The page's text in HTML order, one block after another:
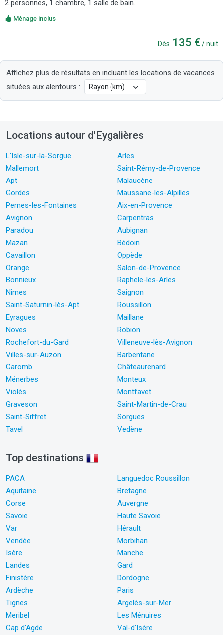
2 personnes, 1 chambre, 1 salle de bain.
Ménage inclus
Dès 135 € / nuit
Affichez plus de résultats en incluant les locations de vacances
situées aux alentours :
Locations autour d'Eygalières
L'Isle-sur-la-Sorgue
Arles
Mallemort
Saint-Rémy-de-Provence
Apt
Malaucène
Gordes
Maussane-les-Alpilles
Pernes-les-Fontaines
Aix-en-Provence
Avignon
Carpentras
Paradou
Aubignan
Mazan
Bédoin
Cavaillon
Oppède
Orange
Salon-de-Provence
Bonnieux
Raphele-les-Arles
Nîmes
Saignon
Saint-Saturnin-lès-Apt
Roussillon
Eyragues
Maillane
Noves
Robion
Rochefort-du-Gard
Villeneuve-lès-Avignon
Villes-sur-Auzon
Barbentane
Caromb
Châteaurenard
Ménerbes
Monteux
Violès
Montfavet
Graveson
Saint-Martin-de-Crau
Saint-Siffret
Sorgues
Tavel
Vedène
Top destinations
PACA
Languedoc Roussillon
Aquitaine
Bretagne
Corse
Auvergne
Savoie
Haute Savoie
Var
Hérault
Vendée
Morbihan
Isère
Manche
Landes
Gard
Finistère
Dordogne
Ardèche
Paris
Tignes
Argelès-sur-Mer
Meribel
Les Ménuires
Cap d'Agde
Val-d'Isère